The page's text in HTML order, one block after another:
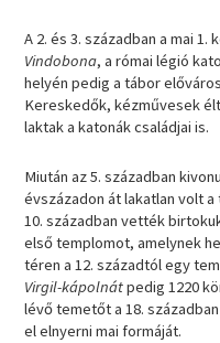
A 2. és 3. században a mai
Vindobona, a római légió
helyén pedig a tábor
Kereskedők, kézművesek
laktak a katonák családjai is.
Miután az 5. században
évszázadon át lakatlan volt
10. században vették
első templomot, amelynek
téren a 12. századtól egy
Virgil-kápolnátpedig 1220
lévő temetőt a 18.
el elnyerni mai formáját.